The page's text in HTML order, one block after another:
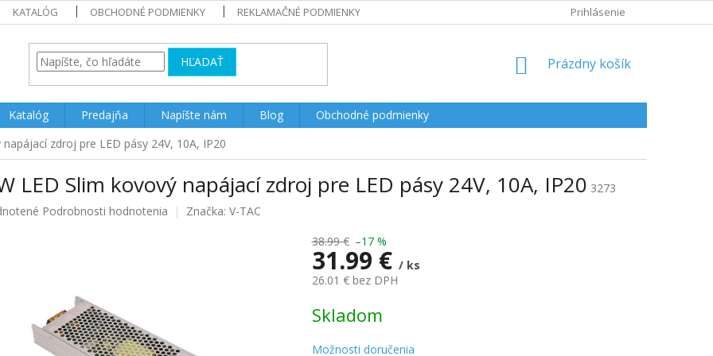
KATALÓG OBCHODNÉ PODMIENKY REKLAMAČNÉ PODMIENKY Prihlásenie
HĽADAŤ
NÁKUPNÝ
Prázdny košík
Katalóg Predajňa Napíšte nám Blog
Obchodné podmienky
zdroj pre LED pásy 24V, 10A, IP20
LED Slim kovový napájací zdroj pre LED pásy 24V, 10A, IP20 3273
Podrobnosti hodnotenia Značka: V-TAC
38.99 € –17 %
31.99 € / ks
26.01 € bez DPH
cena:
Skladom
Možnosti doručenia